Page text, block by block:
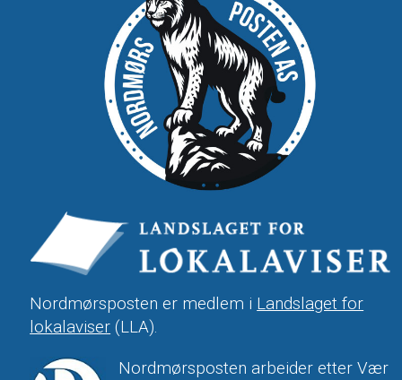
Nordmørsposten er medlem i Landslaget for
lokalaviser (LLA).
Nordmørsposten arbeider etter Vær